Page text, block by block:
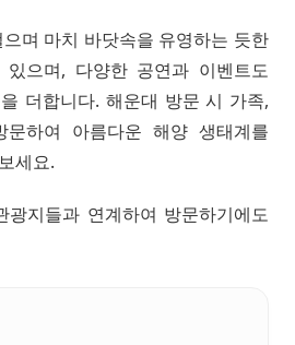
며 마치 바닷속을 유영하는 듯한
으며, 다양한 공연과 이벤트도
더합니다. 해운대 방문 시 가족,
하여 아름다운 해양 생태계를
세요.
지들과 연계하여 방문하기에도